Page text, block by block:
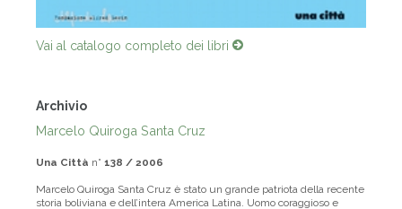
Vai al catalogo completo dei libri
Archivio
Marcelo Quiroga Santa Cruz
Una Città n° 138 / 2006
Marcelo Quiroga Santa Cruz è stato un grande patriota della recente
storia boliviana e dell’intera America Latina. Uomo coraggioso e